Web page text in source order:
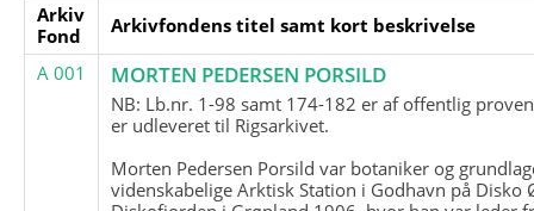
Arkiv
Fond
Arkivfondens titel samt kort beskrivelse
A 001
MORTEN PEDERSEN PORSILD
NB: Lb.nr. 1-98 samt 174-182 er af offentlig
er udleveret til Rigsarkivet.
Morten Pedersen Porsild var botaniker og
videnskabelige Arktisk Station i Godhavn på Disko